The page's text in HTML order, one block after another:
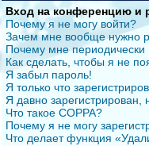
Вход на конференцию и
Почему я не могу войти?
Зачем мне вообще нужно
Почему мне периодически
Как сделать, чтобы я не
Я забыл пароль!
Я только что
Я давно зарегистрирован,
Что такое COPPA?
Почему я не могу
Что делает функция